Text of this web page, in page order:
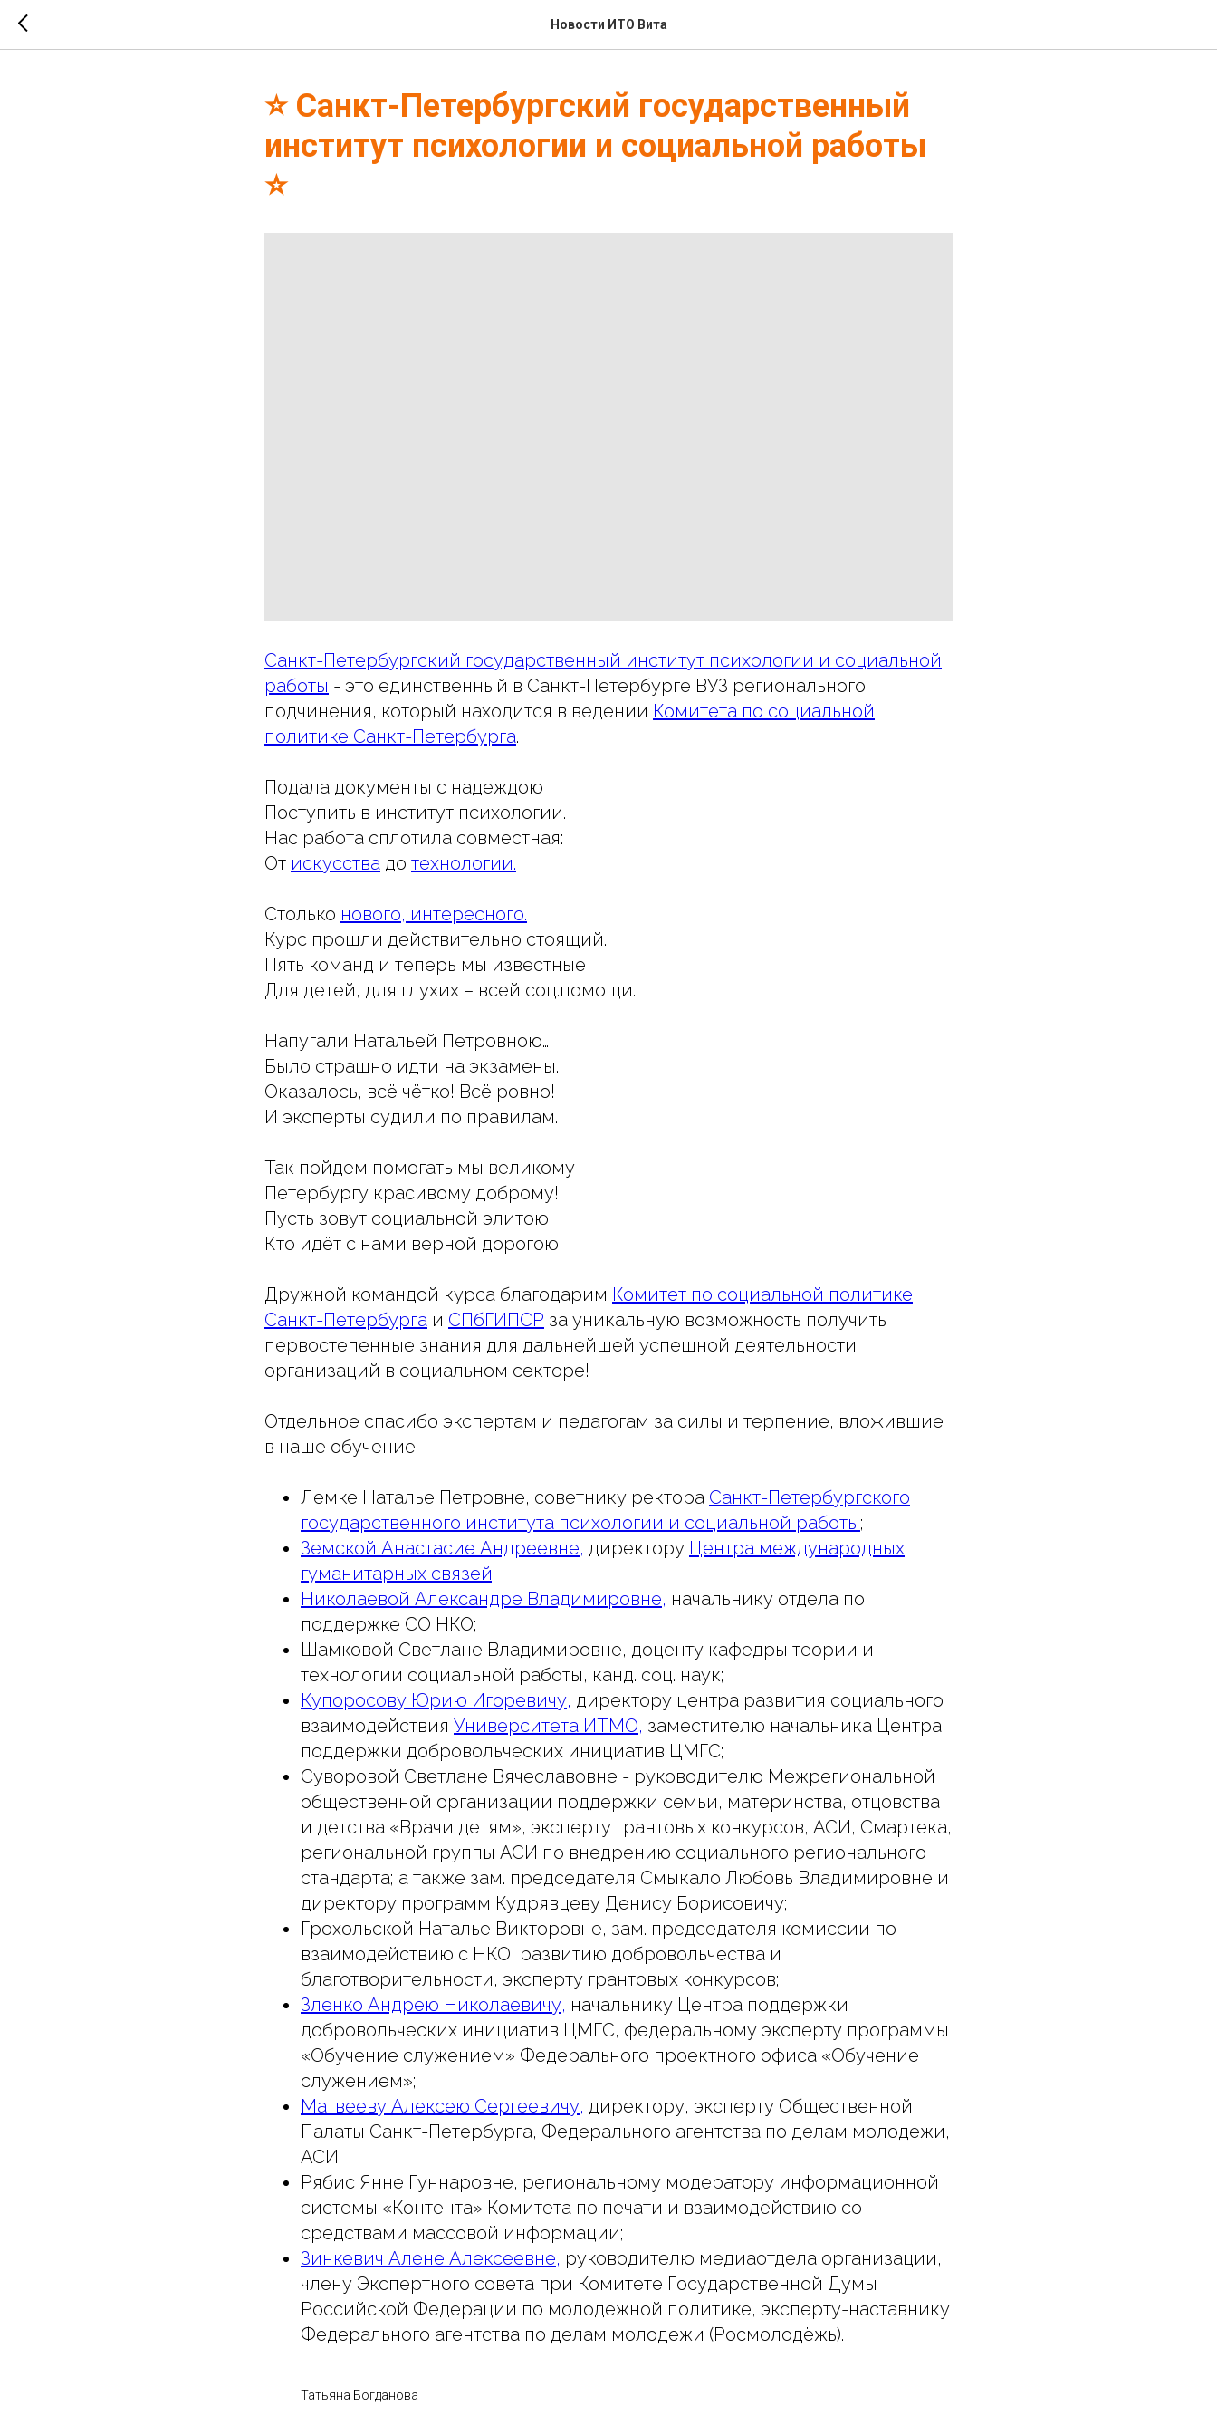
Новости ИТО Вита
⭐ Санкт-Петербургский государственный
институт психологии и социальной работы
⭐
Санкт-Петербургский государственный институт психологии и социальной
работы - это единственный в Санкт-Петербурге ВУЗ регионального
подчинения, который находится в ведении Комитета по социальной
политике Санкт-Петербурга.
Подала документы с надеждою
Поступить в институт психологии.
Нас работа сплотила совместная:
От искусства до технологии.
Столько нового, интересного.
Курс прошли действительно стоящий.
Пять команд и теперь мы известные
Для детей, для глухих – всей соц.помощи.
Напугали Натальей Петровною…
Было страшно идти на экзамены.
Оказалось, всё чётко! Всё ровно!
И эксперты судили по правилам.
Так пойдем помогать мы великому
Петербургу красивому доброму!
Пусть зовут социальной элитою,
Кто идёт с нами верной дорогою!
Дружной командой курса благодарим Комитет по социальной политике
Санкт-Петербурга и СПбГИПСР за уникальную возможность получить
первостепенные знания для дальнейшей успешной деятельности
организаций в социальном секторе!
Отдельное спасибо экспертам и педагогам за силы и терпение, вложившие
в наше обучение:
Лемке Наталье Петровне, советнику ректора Санкт-Петербургского
государственного института психологии и социальной работы;
Земской Анастасие Андреевне, директору Центра международных
гуманитарных связей;
Николаевой Александре Владимировне, начальнику отдела по
поддержке СО НКО;
Шамковой Светлане Владимировне, доценту кафедры теории и
технологии социальной работы, канд. соц. наук;
Купоросову Юрию Игоревичу, директору центра развития социального
взаимодействия Университета ИТМО, заместителю начальника Центра
поддержки добровольческих инициатив ЦМГС;
Суворовой Светлане Вячеславовне - руководителю Межрегиональной
общественной организации поддержки семьи, материнства, отцовства
и детства «Врачи детям», эксперту грантовых конкурсов, АСИ, Смартека,
региональной группы АСИ по внедрению социального регионального
стандарта; а также зам. председателя Смыкало Любовь Владимировне и
директору программ Кудрявцеву Денису Борисовичу;
Грохольской Наталье Викторовне, зам. председателя комиссии по
взаимодействию с НКО, развитию добровольчества и
благотворительности, эксперту грантовых конкурсов;
Зленко Андрею Николаевичу, начальнику Центра поддержки
добровольческих инициатив ЦМГС, федеральному эксперту программы
«Обучение служением» Федерального проектного офиса «Обучение
служением»;
Матвееву Алексею Сергеевичу, директору, эксперту Общественной
Палаты Санкт-Петербурга, Федерального агентства по делам молодежи,
АСИ;
Рябис Янне Гуннаровне, региональному модератору информационной
системы «Контента» Комитета по печати и взаимодействию со
средствами массовой информации;
Зинкевич Алене Алексеевне, руководителю медиаотдела организации,
члену Экспертного совета при Комитете Государственной Думы
Российской Федерации по молодежной политике, эксперту-наставнику
Федерального агентства по делам молодежи (Росмолодёжь).
Татьяна Богданова